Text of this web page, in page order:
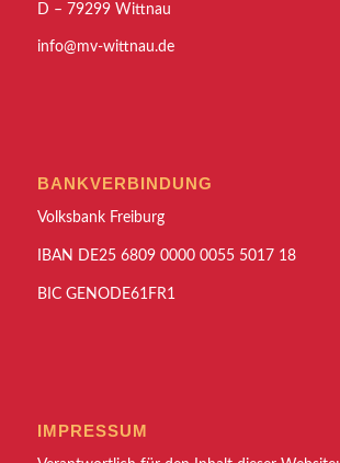
D – 79299 Wittnau
info@mv-wittnau.de
BANKVERBINDUNG
Volksbank Freiburg
IBAN DE25 6809 0000 0055 5017 18
BIC GENODE61FR1
IMPRESSUM